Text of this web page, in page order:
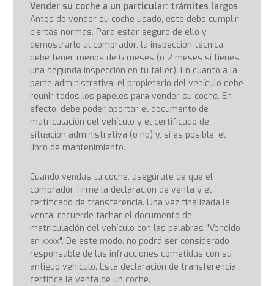
Vender su coche a un particular: trámites largos
Antes de vender su coche usado, este debe cumplir
ciertas normas. Para estar seguro de ello y
demostrarlo al comprador, la inspección técnica
debe tener menos de 6 meses (o 2 meses si tienes
una segunda inspección en tu taller). En cuanto a la
parte administrativa, el propietario del vehículo debe
reunir todos los papeles para vender su coche. En
efecto, debe poder aportar el documento de
matriculación del vehículo y el certificado de
situación administrativa (o no) y, si es posible, el
libro de mantenimiento.
Cuando vendas tu coche, asegúrate de que el
comprador firme la declaración de venta y el
certificado de transferencia. Una vez finalizada la
venta, recuerde tachar el documento de
matriculación del vehículo con las palabras "Vendido
en xxxx". De este modo, no podrá ser considerado
responsable de las infracciones cometidas con su
antiguo vehículo. Esta declaración de transferencia
certifica la venta de un coche.